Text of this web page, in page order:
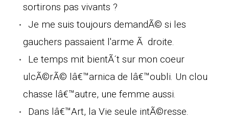
sortirons pas vivants ?
Je me suis toujours demandÃ© si les
gauchers passaient l'arme Ã droite.
Le temps mit bientÃ´t sur mon coeur
ulcÃ©rÃ© lâ€™arnica de lâ€™oubli. Un clou
chasse lâ€™autre, une femme aussi.
Dans lâ€™Art, la Vie seule intÃ©resse.